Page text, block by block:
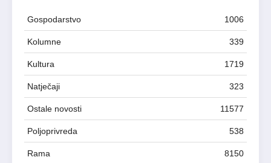
Gospodarstvo 1006
Kolumne 339
Kultura 1719
Natječaji 323
Ostale novosti 11577
Poljoprivreda 538
Rama 8150